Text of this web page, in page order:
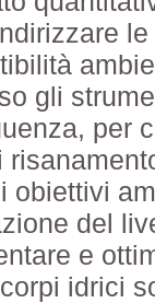
gli
per
obiettivi
del
e
idrici